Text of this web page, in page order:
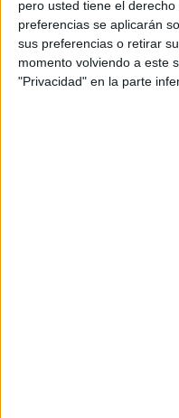
pero usted tiene el
preferencias se aplicarán
sus preferencias o retirar
momento volviendo a este
"Privacidad" en la parte